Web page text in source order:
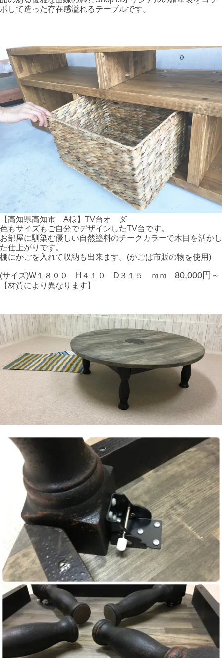
ボして造った存在感溢れるテーブルです。
【高知県高知市 A様】TV台オーダー
色もサイズもご自分でデザインしたTV台です。
お部屋に馴染む優しい自然塗料のチークカラーで木目を活かし
た仕上がりです。
棚にかごを入れて収納も出来ます。(かごは市販の物を使用)
(サイズ)W１８００ H４１０ D３１５ ｍｍ 80,000円～
【材質により異なります】